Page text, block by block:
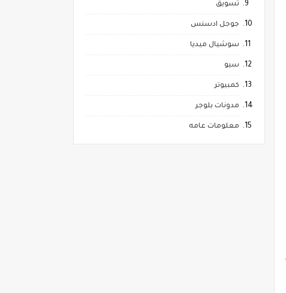
تسويق
جوجل ادسنس
سوشيال ميديا
سيو
كمبيوتر
مدونات بلوجر
معلومات عامه